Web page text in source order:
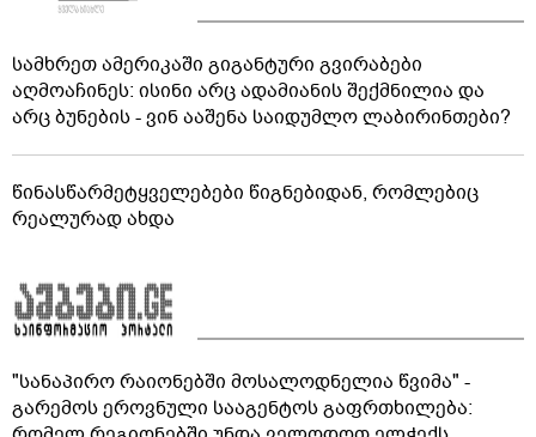
სამხრეთ ამერიკაში გიგანტური გვირაბები
აღმოაჩინეს: ისინი არც ადამიანის შექმნილია და
არც ბუნების - ვინ ააშენა საიდუმლო ლაბირინთები?
წინასწარმეტყველებები წიგნებიდან, რომლებიც
რეალურად ახდა
"სანაპირო რაიონებში მოსალოდნელია წვიმა" -
გარემოს ეროვნული სააგენტოს გაფრთხილება: